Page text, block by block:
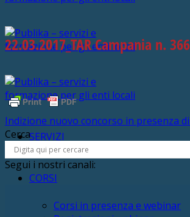
SERVIZI
CORSI
Corsi in presenza e webinar
22.03.2017_TAR Campania n.
Indizione nuovo concorso in presenza
Cerca
Segui i nostri canali: